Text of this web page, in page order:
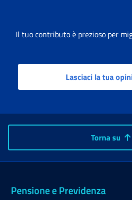
Il tuo contributo è prezioso per
Lasciaci la tua
Torna su
Pensione e Previdenza